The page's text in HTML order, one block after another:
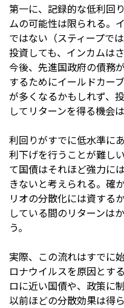
第一に、記録的な低利回
ムの可能性は限られる。
ではない（スティープで
投資しても、インカムは
今後、先進国政府の債務
するためにイールドカー
が多くなるかもしれず、
してリターンを得る機会
利回りがすでに低水準に
利下げを行うことが難し
て国債はそれほど強力に
きないと考えられる。確
リオの分散化には資する
している間のリターンは
う。
実際、この流れはすでに
ロナウイルスを原因とす
ロに近い国債や、政策に
以前ほどの分散効果は得